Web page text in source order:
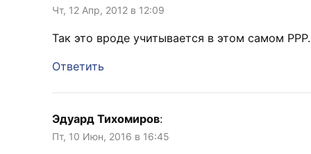
Чт, 12 Апр, 2012 в 12:09
Так это вроде учитывается в этом самом PPP.
Ответить
Эдуард Тихомиров:
Пт, 10 Июн, 2016 в 16:45